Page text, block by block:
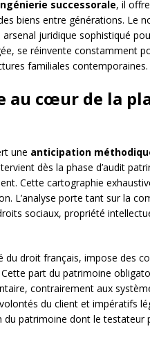
successorale, il
biens entre générations. Le
arsenal juridique sophistiqué
se réinvente constamment
familiales contemporaines.
au cœur de la
une anticipation
dès la phase d’audit
Cette cartographie
L’analyse porte tant sur la
sociaux, propriété
du droit français, impose des
part du patrimoine
contrairement aux
du client et impératifs
du patrimoine dont le testateur